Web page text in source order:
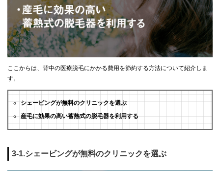
ここからは、背中の医療脱毛にかかる費用を節約する方法について紹介しま
す。
シェービングが無料のクリニックを選ぶ
産毛に効果の高い蓄熱式の脱毛器を利用する
3-1.シェービングが無料のクリニックを選ぶ